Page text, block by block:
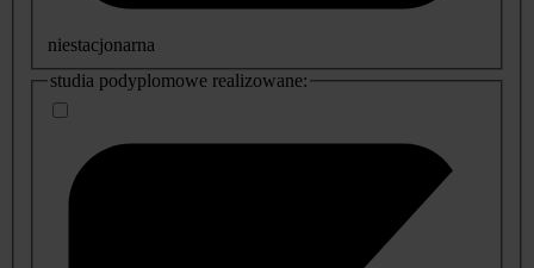
niestacjonarna
studia podyplomowe realizowane: